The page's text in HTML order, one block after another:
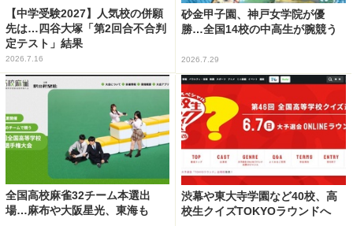
【中学受験2027】人気校の併願
先は…四谷大塚「第2回合不合判
定テスト」結果
2026.7.16
砂金甲子園、神戸女学院が優
勝…全国14校の中高生が腕競う
2026.7.29
全国高校麻雀32チーム本選出
場…麻布や大阪星光、東海も
渋幕や東大寺学園など40校、高
校生クイズTOKYOラウンドへ